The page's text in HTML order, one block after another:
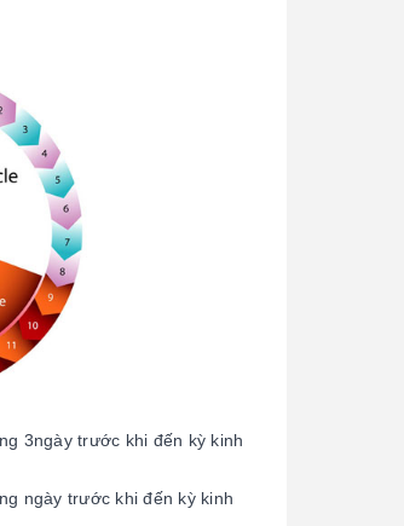
3ngày trước khi đến kỳ kinh
ngày trước khi đến kỳ kinh